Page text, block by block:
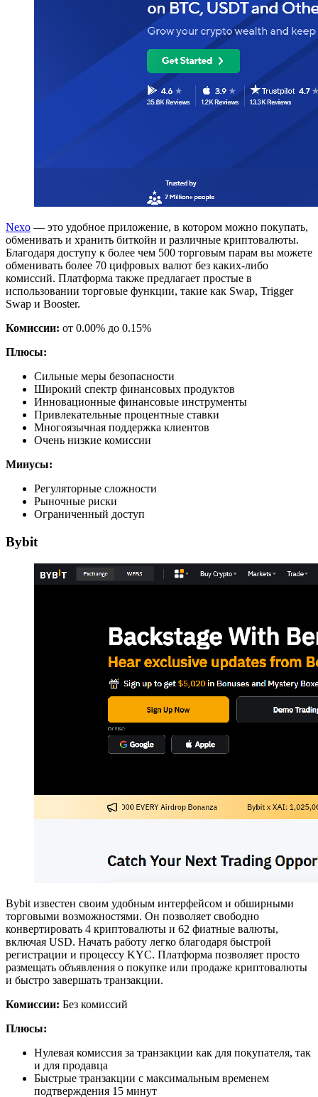
Nexo — это удобное приложение, в котором можно покупать,
обменивать и хранить биткойн и различные криптовалюты.
Благодаря доступу к более чем 500 торговым парам вы можете
обменивать более 70 цифровых валют без каких-либо
комиссий. Платформа также предлагает простые в
использовании торговые функции, такие как Swap, Trigger
Swap и Booster.
Комиссии: от 0.00% до 0.15%
Плюсы:
Сильные меры безопасности
Широкий спектр финансовых продуктов
Инновационные финансовые инструменты
Привлекательные процентные ставки
Многоязычная поддержка клиентов
Очень низкие комиссии
Минусы:
Регуляторные сложности
Рыночные риски
Ограниченный доступ
Bybit
Bybit известен своим удобным интерфейсом и обширными
торговыми возможностями. Он позволяет свободно
конвертировать 4 криптовалюты и 62 фиатные валюты,
включая USD. Начать работу легко благодаря быстрой
регистрации и процессу KYC. Платформа позволяет просто
размещать объявления о покупке или продаже криптовалюты
и быстро завершать транзакции.
Комиссии: Без комиссий
Плюсы:
Нулевая комиссия за транзакции как для покупателя, так
и для продавца
Быстрые транзакции с максимальным временем
подтверждения 15 минут